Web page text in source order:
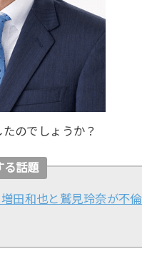
のでしょうか？
る話題
増田和也と鷲見玲奈が不